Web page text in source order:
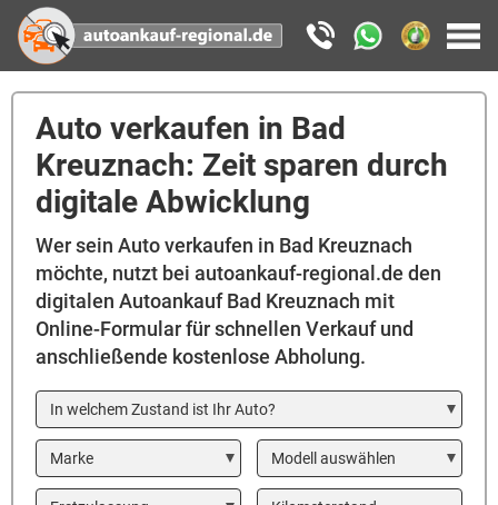
Auto verkaufen in Bad
Kreuznach: Zeit sparen durch
digitale Abwicklung
Wer sein Auto verkaufen in Bad Kreuznach
möchte, nutzt bei autoankauf-regional.de den
digitalen Autoankauf Bad Kreuznach mit
Online-Formular für schnellen Verkauf und
anschließende kostenlose Abholung.
In welchem Zustand ist Ihr Auto?
Marke Modell
Year Kilometerstand